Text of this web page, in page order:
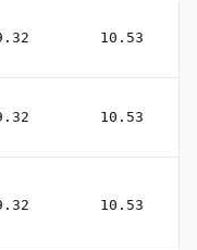
10.53
10.53
10.53